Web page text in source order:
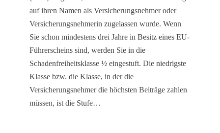
auf ihren Namen als Versicherungsnehmer oder
Versicherungsnehmerin zugelassen wurde. Wenn
Sie schon mindestens drei Jahre in Besitz eines EU-
Führerscheins sind, werden Sie in die
Schadenfreiheitsklasse ½ eingestuft. Die niedrigste
Klasse bzw. die Klasse, in der die
Versicherungsnehmer die höchsten Beiträge zahlen
müssen, ist die Stufe…